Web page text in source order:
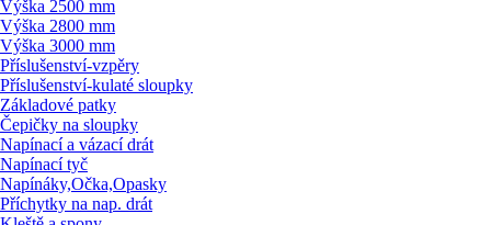
Výška 2500 mm
Výška 2800 mm
Výška 3000 mm
Příslušenství-vzpěry
Příslušenství-kulaté sloupky
Základové patky
Čepičky na sloupky
Napínací a vázací drát
Napínací tyč
Napínáky,Očka,Opasky
Příchytky na nap. drát